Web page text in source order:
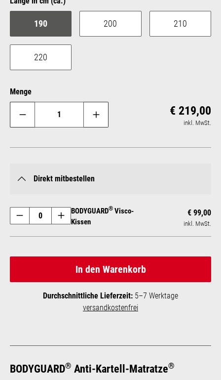
BODYGUARD® Anti-Kartell-Matratze®
190 200 210
220
Menge
€ 219,00
inkl. MwSt.
Direkt mitbestellen
BODYGUARD® Visco-
Kissen
€ 99,00
inkl. MwSt.
In den Warenkorb
Durchschnittliche Lieferzeit: 5–7 Werktage
versandkostenfrei